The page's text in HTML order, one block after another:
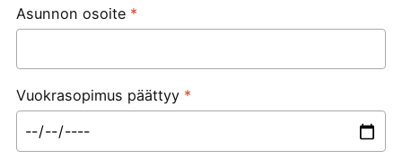
Asunnon osoite *
Vuokrasopimus päättyy *